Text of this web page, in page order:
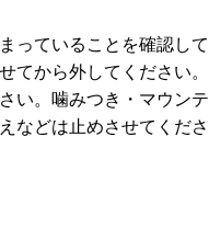
っていることを確認し
てから外してください。
い。 噛みつき・マウン
などは止めさせてくださ